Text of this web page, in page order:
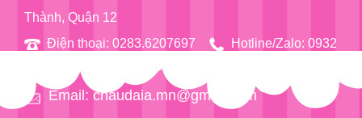
Thành, Quận 12
Điện thoại: 0283.6207697
Hotline/Zalo: 0932
Email: chaudaia.mn@gmail.com